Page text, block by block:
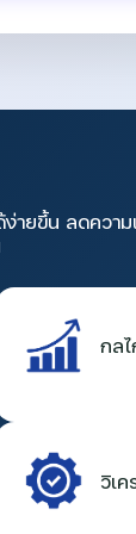
ายขึ้น ลดควา
กล
วิเ